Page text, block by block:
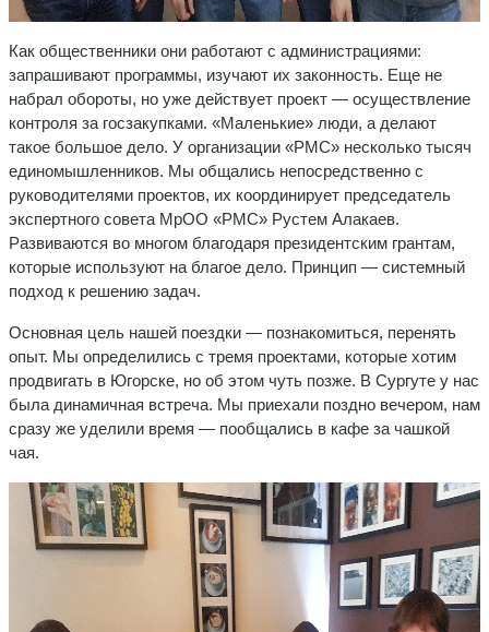
Как общественники они работают с администрациями:
запрашивают программы, изучают их законность. Еще не
набрал обороты, но уже действует проект — осуществление
контроля за госзакупками. «Маленькие» люди, а делают
такое большое дело. У организации «РМС» несколько тысяч
единомышленников. Мы общались непосредственно с
руководителями проектов, их координирует председатель
экспертного совета МрОО «РМС» Рустем Алакаев.
Развиваются во многом благодаря президентским грантам,
которые используют на благое дело. Принцип — системный
подход к решению задач.
Основная цель нашей поездки — познакомиться, перенять
опыт. Мы определились с тремя проектами, которые хотим
продвигать в Югорске, но об этом чуть позже. В Сургуте у нас
была динамичная встреча. Мы приехали поздно вечером, нам
сразу же уделили время — пообщались в кафе за чашкой
чая.